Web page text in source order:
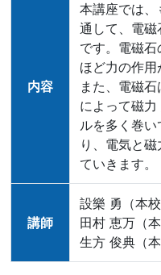
内容
本講座では
通して、電
です。電磁
ほど力の作用
また、電磁
によって磁
ルを多く巻い
り、電気と
ていきます。
講師
設樂 勇（本校
田村 恵万（本
生方 俊典（